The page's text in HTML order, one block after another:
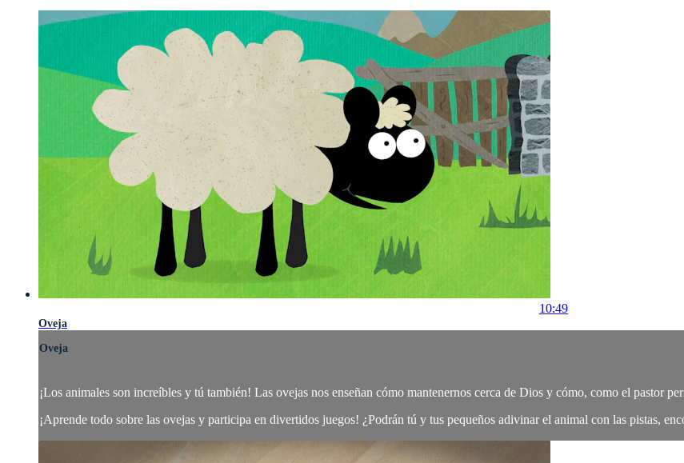
10:49
Oveja
Oveja
¡Los animales son increíbles y tú también! Las ovejas nos enseñan cómo mantenernos cerca de Dios y cómo, como el pastor
¡Aprende todo sobre las ovejas y participa en divertidos juegos! ¿Podrán tú y tus pequeños adivinar el animal con las pistas,